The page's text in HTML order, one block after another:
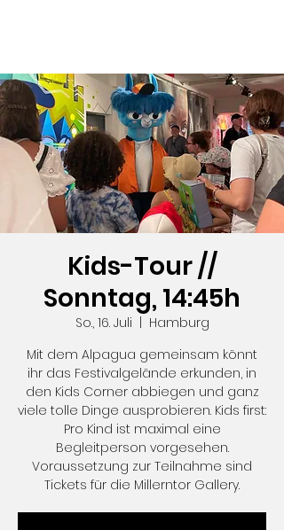
Kids-Tour //
Sonntag, 14:45h
So., 16. Juli
Hamburg
Mit dem Alpagua gemeinsam könnt
ihr das Festivalgelände erkunden, in
den Kids Corner abbiegen und ganz
viele tolle Dinge ausprobieren. Kids first:
Pro Kind ist maximal eine
Begleitperson vorgesehen.
Voraussetzung zur Teilnahme sind
Tickets für die Millerntor Gallery.